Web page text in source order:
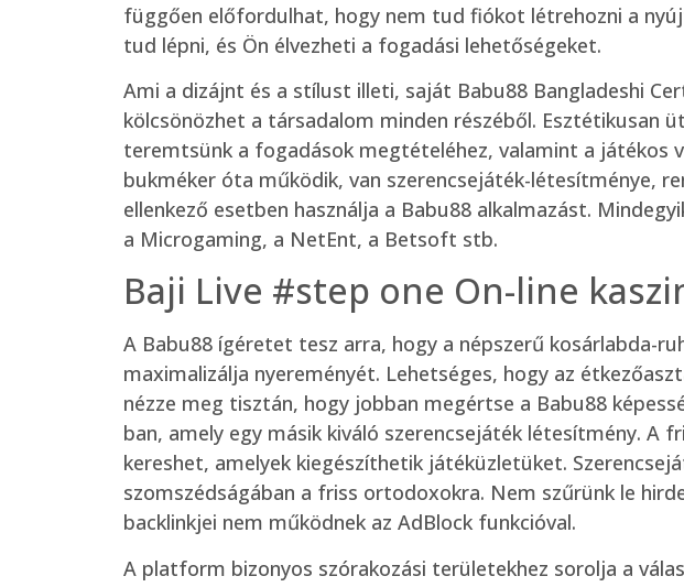
függően előfordulhat, hogy nem tud fiókot létrehozni a
tud lépni, és Ön élvezheti a fogadási lehetőségeket.
Ami a dizájnt és a stílust illeti, saját Babu88 Bangladeshi
kölcsönözhet a társadalom minden részéből. Esztétikusan
teremtsünk a fogadások megtételéhez, valamint a játékos
bukméker óta működik, van szerencsejáték-létesítménye,
ellenkező esetben használja a Babu88 alkalmazást.
a Microgaming, a NetEnt, a Betsoft stb.
Baji Live #step one On-line
A Babu88 ígéretet tesz arra, hogy a népszerű kosárlabda-
maximalizálja nyereményét. Lehetséges, hogy az
nézze meg tisztán, hogy jobban megértse a Babu88
ban, amely egy másik kiváló szerencsejáték létesítmény. A
kereshet, amelyek kiegészíthetik játéküzletüket.
szomszédságában a friss ortodoxokra. Nem szűrünk le
backlinkjei nem működnek az AdBlock funkcióval.
A platform bizonyos szórakozási területekhez sorolja a